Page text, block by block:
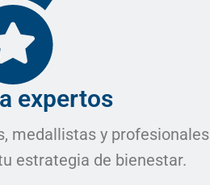
expertos
medallistas y profesionales
estrategia de bienestar.